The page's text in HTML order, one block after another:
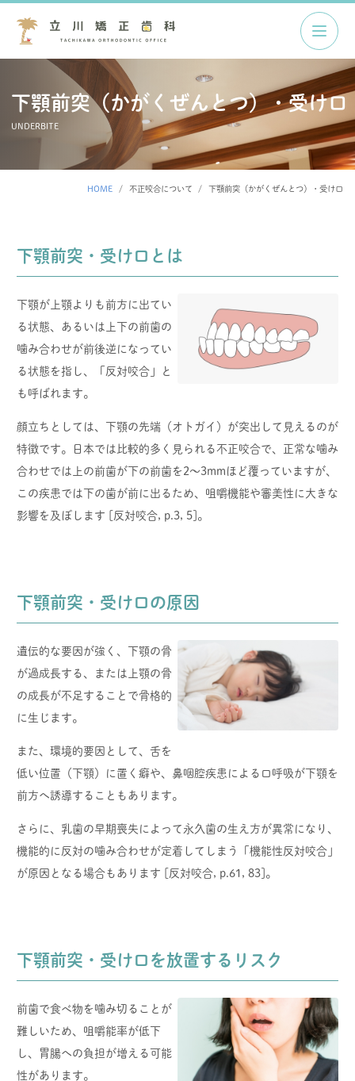
下顎前突（かがくぜんとつ）・受け口
UNDERBITE
HOME 不正咬合について 下顎前突（かがくぜんとつ）・受け口
下顎前突・受け口とは
下顎が上顎よりも前方に出てい
る状態、あるいは上下の前歯の
噛み合わせが前後逆になってい
る状態を指し、「反対咬合」と
も呼ばれます。
顔立ちとしては、下顎の先端（オトガイ）が突出して見えるのが
特徴です。日本では比較的多く見られる不正咬合で、正常な噛み
合わせでは上の前歯が下の前歯を2〜3mmほど覆っていますが、
この疾患では下の歯が前に出るため、咀嚼機能や審美性に大きな
影響を及ぼします [反対咬合, p.3, 5]。
下顎前突・受け口の原因
遺伝的な要因が強く、下顎の骨
が過成長する、または上顎の骨
の成長が不足することで骨格的
に生じます。
また、環境的要因として、舌を
低い位置（下顎）に置く癖や、鼻咽腔疾患による口呼吸が下顎を
前方へ誘導することもあります。
さらに、乳歯の早期喪失によって永久歯の生え方が異常になり、
機能的に反対の噛み合わせが定着してしまう「機能性反対咬合」
が原因となる場合もあります [反対咬合, p.61, 83]。
下顎前突・受け口を放置するリスク
前歯で食べ物を噛み切ることが
難しいため、咀嚼能率が低下
し、胃腸への負担が増える可能
性があります。